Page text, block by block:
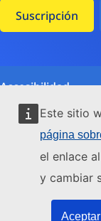
Este sitio
página
el enlace
y cambiar
Suscripción
Accesibilidad
Cookies
Protección de
Medio ambiente
Aviso legal